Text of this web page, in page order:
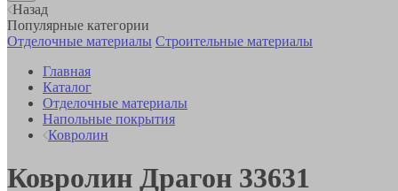
Назад
Популярные категории
Отделочные материалы Строительные материалы
Главная
Каталог
Отделочные материалы
Напольные покрытия
Ковролин
Ковролин Драгон 33631